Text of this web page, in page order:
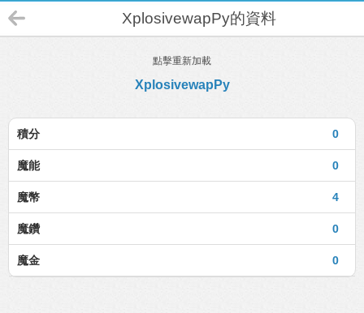
XplosivewapPy的資料
點擊重新加載
XplosivewapPy
0
積分
0
魔能
4
魔幣
0
魔鑽
0
魔金